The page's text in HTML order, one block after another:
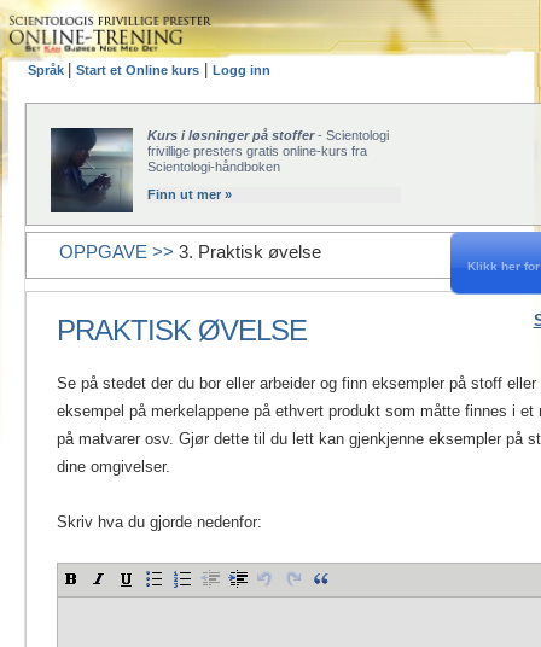
Språk Start et Online kurs Logg inn
Kurs i løsninger på stoffer- Scientologi
frivillige presters gratis online-kurs fra
Scientologi-håndboken
Finn ut mer »
Klikk her
OPPGAVE >> 3. Praktisk øvelse
PRAKTISK ØVELSE
Se på stedet der du bor eller arbeider og finn eksempler på stoff
eksempel på merkelappene på ethvert produkt som måtte finnes i et
på matvarer osv. Gjør dette til du lett kan gjenkjenne eksempler på
dine omgivelser.
Skriv hva du gjorde nedenfor: